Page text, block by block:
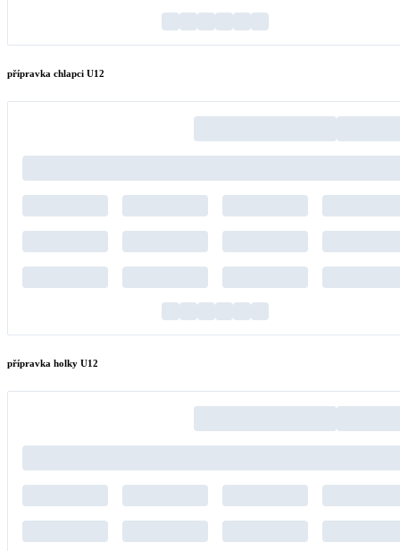
přípravka chlapci U12
přípravka holky U12